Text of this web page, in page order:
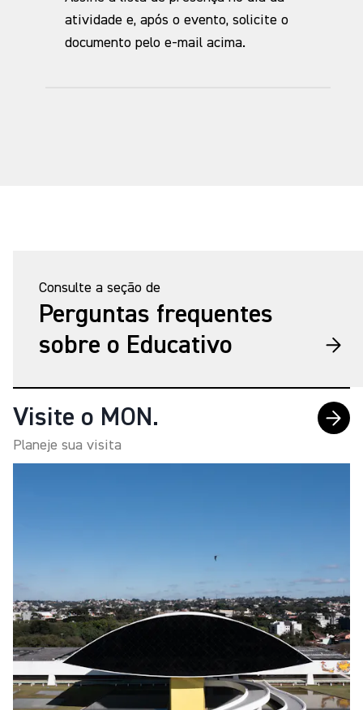
atividade e, após o evento, solicite o
documento pelo e-mail acima.
Consulte a seção de
Perguntas frequentes
sobre o Educativo
Visite o MON.
Planeje sua visita